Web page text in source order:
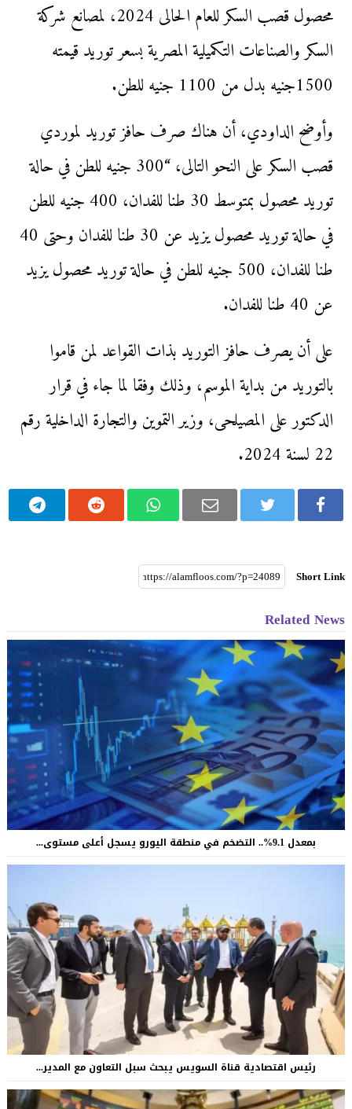
محصول قصب السكر للعام الحالى 2024، لمصانع شركة
السكر والصناعات التكميلية المصرية بسعر توريد قيمته
1500جنيه بدل من 1100 جنيه للطن.
وأوضح الداودي، أن هناك صرف حافز توريد لموردي
قصب السكر على النحو التالى، “300 جنيه للطن في حالة
توريد محصول بمتوسط 30 طنا للفدان، 400 جنيه للطن
في حالة توريد محصول يزيد عن 30 طنا للفدان وحتى 40
طنا للفدان، 500 جنيه للطن في حالة توريد محصول يزيد
عن 40 طنا للفدان.
على أن يصرف حافز التوريد بذات القواعد لمن قاموا
بالتوريد من بداية الموسم، وذلك وفقا لما جاء في قرار
الدكتور على المصيلحى، وزير التموين والتجارة الداخلية رقم
22 لسنة 2024.
Short Link
Related News
بمعدل 9.1%.. التضخم في منطقة اليورو يسجل أعلى مستوى...
رئيس اقتصادية قناة السويس يبحث سبل التعاون مع المدير...